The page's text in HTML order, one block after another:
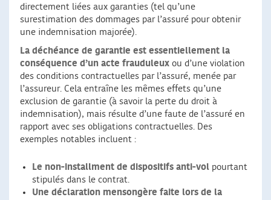
directement liées aux garanties (tel qu’une
surestimation des dommages par l’assuré pour obtenir
une indemnisation majorée).
La déchéance de garantie est essentiellement la
conséquence d’un acte frauduleux ou d’une violation
des conditions contractuelles par l’assuré, menée par
l’assureur. Cela entraîne les mêmes effets qu’une
exclusion de garantie (à savoir la perte du droit à
indemnisation), mais résulte d’une faute de l’assuré en
rapport avec ses obligations contractuelles. Des
exemples notables incluent :
Le non-installment de dispositifs anti-vol pourtant
stipulés dans le contrat.
Une déclaration mensongère faite lors de la